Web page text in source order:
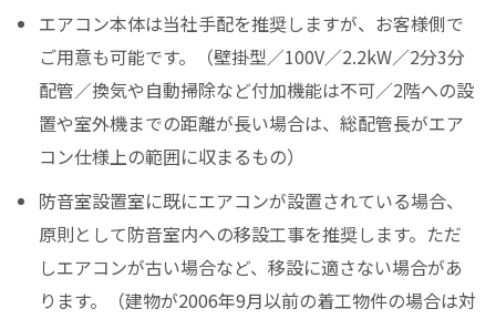
エアコン本体は当社手配を推奨しますが、お客様側で
ご用意も可能です。（壁掛型／100V／2.2kW／2分3分
配管／換気や自動掃除など付加機能は不可／2階への設
置や室外機までの距離が長い場合は、総配管長がエア
コン仕様上の範囲に収まるもの）
防音室設置室に既にエアコンが設置されている場合、
原則として防音室内への移設工事を推奨します。ただ
しエアコンが古い場合など、移設に適さない場合があ
ります。（建物が2006年9月以前の着工物件の場合は対